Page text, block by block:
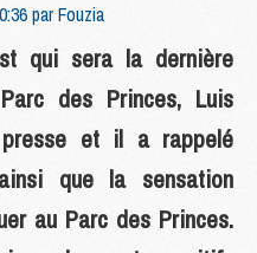
parFouzia
qui sera la dernière
des Princes, Luis
et il a rappelé
que la sensation
au Parc des Princes.